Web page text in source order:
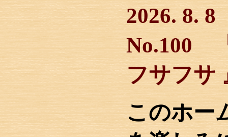
2026. 8.
No.100
フサフサ
このホー